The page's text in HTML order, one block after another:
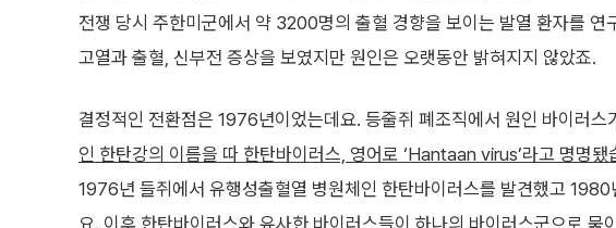
전쟁 당시 주한미군에서 약 3200명의 출혈 경향을 보이는 발열 환자를 연
고열과 출혈, 신부전 증상을 보였지만 원인은 오랫동안 밝혀지지 않았죠.
결정적인 전환점은 1976년이었는데요. 등줄쥐 폐조직에서 원인 바이러스
인 한탄강의 이름을 따 한탄바이러스, 영어로 ‘Hantaan virus’라고 명명됐
1976년 들쥐에서 유행성출혈열 병원체인 한탄바이러스를 발견했고 1980
요. 이후 한탄바이러스와 유사한 바이러스들이 하나의 바이러스군으로 묶